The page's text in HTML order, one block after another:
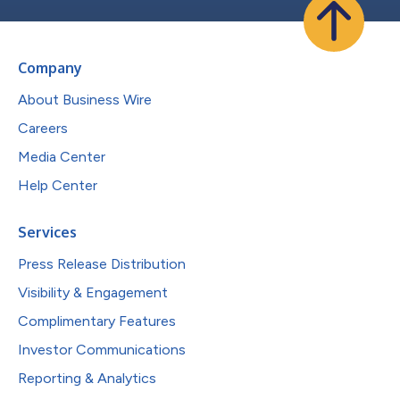
Company
About Business Wire
Careers
Media Center
Help Center
Services
Press Release Distribution
Visibility & Engagement
Complimentary Features
Investor Communications
Reporting & Analytics